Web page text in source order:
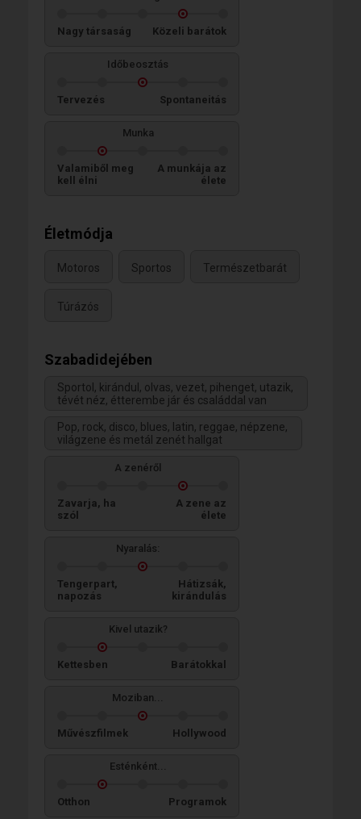
Nagy társaság Közeli barátok
Időbeosztás
Tervezés Spontaneitás
Munka
Valamiből meg
kell élni
A munkája az
élete
Életmódja
Motoros Sportos Természetbarát
Túrázós
Szabadidejében
Sportol, kirándul, olvas, vezet, pihenget, utazik,
tévét néz, étterembe jár és családdal van
Pop, rock, disco, blues, latin, reggae, népzene,
világzene és metál zenét hallgat
A zenéről
Zavarja, ha
szól
A zene az
élete
Nyaralás:
Tengerpart,
napozás
Hátizsák,
kirándulás
Kivel utazik?
Kettesben Barátokkal
Moziban...
Művészfilmek Hollywood
Esténként...
Otthon Programok